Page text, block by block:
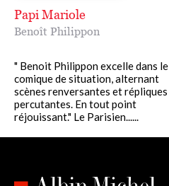
Papi Mariole
Benoît Philippon
" Benoit Philippon excelle dans le
comique de situation, alternant
scènes renversantes et répliques
percutantes. En tout point
réjouissant." Le Parisien......